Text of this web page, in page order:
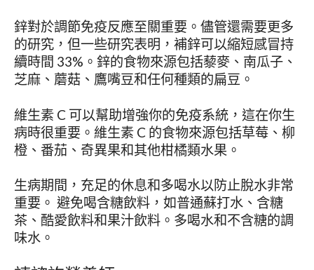
鋅對於調節免疫反應至關重要。儘管還需要更多
的研究，但一些研究表明，補鋅可以縮短感冒持
續時間 33%。鋅的食物來源包括藜麥、南瓜子、
芝麻、蘑菇、鷹嘴豆和任何種類的扁豆。
維生素 C 可以幫助增強你的免疫系統，這在你生
病時很重要。維生素 C 的食物來源包括草莓、柳
橙、番茄、奇異果和其他柑橘類水果。
生病期間，充足的休息和多喝水以防止脫水非常
重要。 避免喝含糖飲料，如普通蘇打水、含糖
茶、酷愛飲料和果汁飲料。多喝水和不含糖的調
味水。